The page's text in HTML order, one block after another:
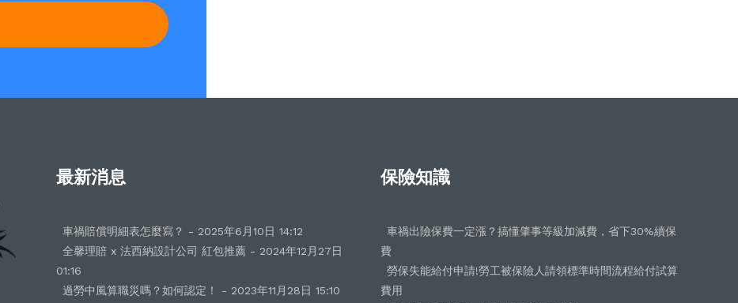
最新消息
車禍賠償明細表怎麼寫？ - 2025年6月10日 14:12
全馨理賠 x 法西納設計公司 紅包推薦 - 2024年12月27日
01:16
過勞中風算職災嗎？如何認定！ - 2023年11月28日 15:10
保險知識
車禍出險保費一定漲？搞懂肇事等級加減費，省下30%續保
費
勞保失能給付申請!勞工被保險人請領標準時間流程給付試算
費用